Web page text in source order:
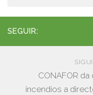
SEGUIR:
CONAFOR
incendios a